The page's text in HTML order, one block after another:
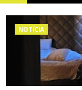
NOTÍCIA